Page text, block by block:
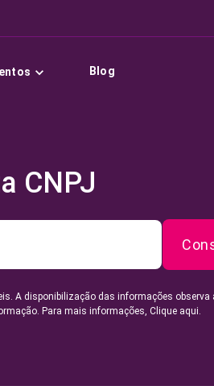
Blog
CNPJ
A disponibilização das informações observa
Para mais informações, Clique aqui.